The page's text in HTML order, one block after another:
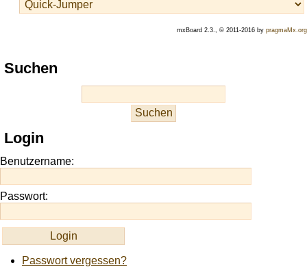
mxBoard 2.3., © 2011-2016 by pragmaMx.org
Play
best
site
https://onlineslots.money/
Suchen
Login
Benutzername:
Passwort:
Passwort vergessen?